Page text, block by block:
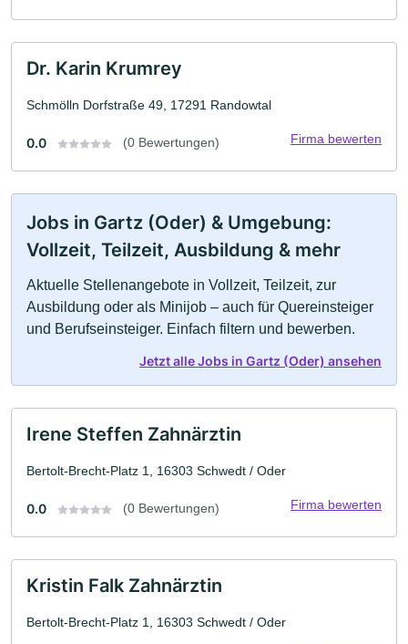
Dr. Karin Krumrey
Schmölln Dorfstraße 49, 17291 Randowtal
0.0 (0 Bewertungen) Firma bewerten
Jobs in Gartz (Oder) & Umgebung:
Vollzeit, Teilzeit, Ausbildung & mehr
Aktuelle Stellenangebote in Vollzeit, Teilzeit, zur
Ausbildung oder als Minijob – auch für Quereinsteiger
und Berufseinsteiger. Einfach filtern und bewerben.
Jetzt alle Jobs in Gartz (Oder) ansehen
Irene Steffen Zahnärztin
Bertolt-Brecht-Platz 1, 16303 Schwedt / Oder
0.0 (0 Bewertungen) Firma bewerten
Kristin Falk Zahnärztin
Bertolt-Brecht-Platz 1, 16303 Schwedt / Oder